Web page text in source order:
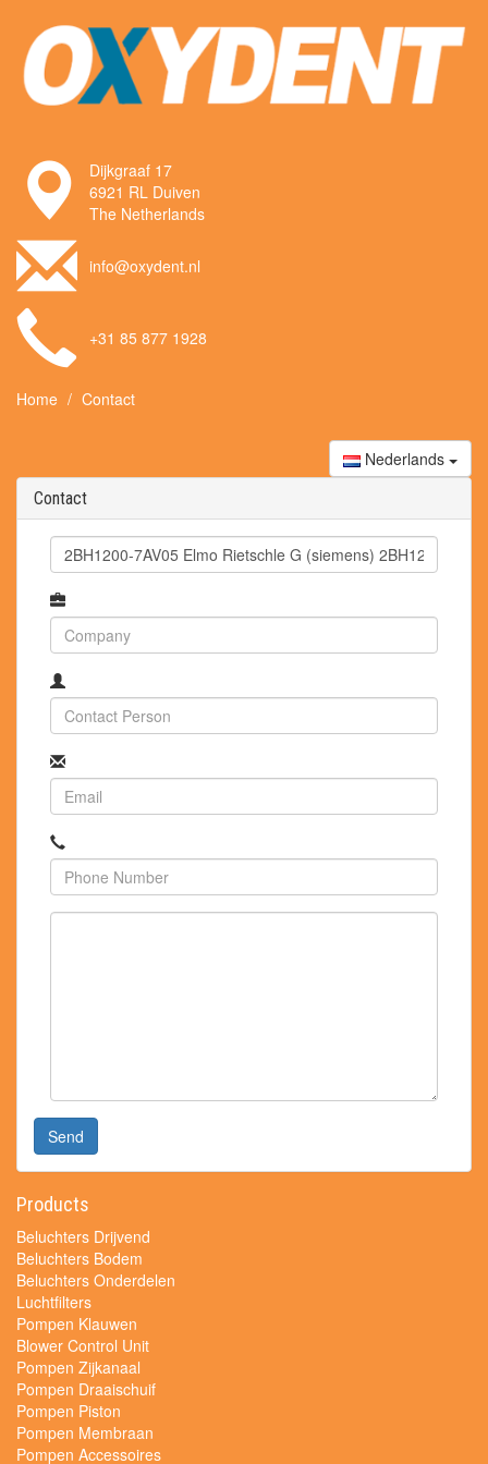
Dijkgraaf 17
6921 RL Duiven
The Netherlands
info@oxydent.nl
+31 85 877 1928
Home Contact
Nederlands
Contact
Send
Products
Beluchters Drijvend
Beluchters Bodem
Beluchters Onderdelen
Luchtfilters
Pompen Klauwen
Blower Control Unit
Pompen Zijkanaal
Pompen Draaischuif
Pompen Piston
Pompen Membraan
Pompen Accessoires